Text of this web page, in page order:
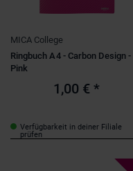
MICA College
Ringbuch A4 - Carbon Design -
Pink
1,00 € *
Verfügbarkeit in deiner Filiale
prüfen